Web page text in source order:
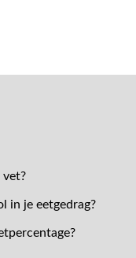
vet?
in je eetgedrag?